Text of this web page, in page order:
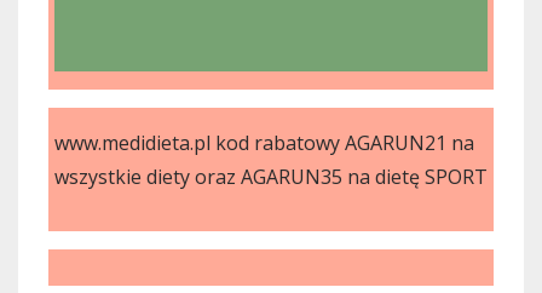
www.medidieta.pl kod rabatowy AGARUN21 na
wszystkie diety oraz AGARUN35 na dietę SPORT